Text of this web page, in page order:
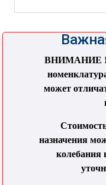
ВНИМАНИЕ !
может
назначения
колебания